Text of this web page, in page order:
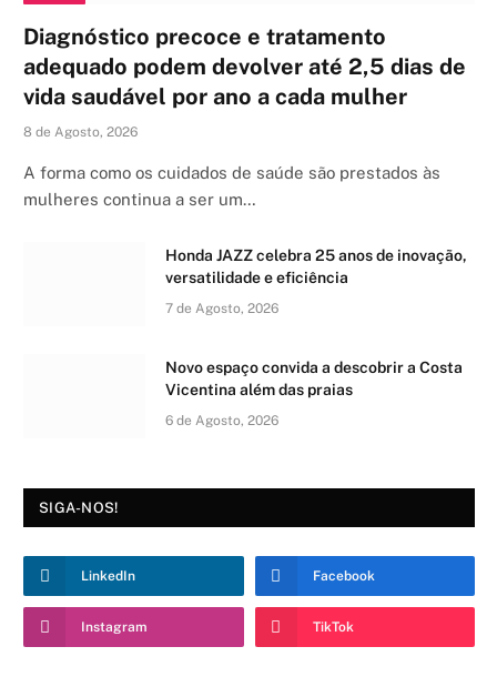
Diagnóstico precoce e tratamento
adequado podem devolver até 2,5 dias de
vida saudável por ano a cada mulher
8 de Agosto, 2026
A forma como os cuidados de saúde são prestados às
mulheres continua a ser um…
Honda JAZZ celebra 25 anos de inovação,
versatilidade e eficiência
7 de Agosto, 2026
Novo espaço convida a descobrir a Costa
Vicentina além das praias
6 de Agosto, 2026
SIGA-NOS!
LinkedIn Facebook
Instagram TikTok